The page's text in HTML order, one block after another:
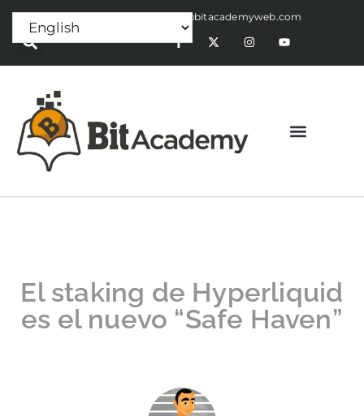
Press Release:alex@bitacademyweb.com
El staking de Hyperliquid
es el nuevo “Safe Haven”